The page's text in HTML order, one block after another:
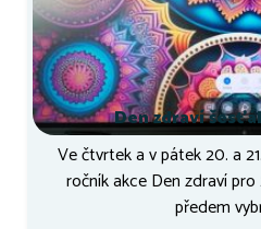
Den zdraví
Ve čtvrtek a v pátek 20. a
ročník akce Den zdraví
předem